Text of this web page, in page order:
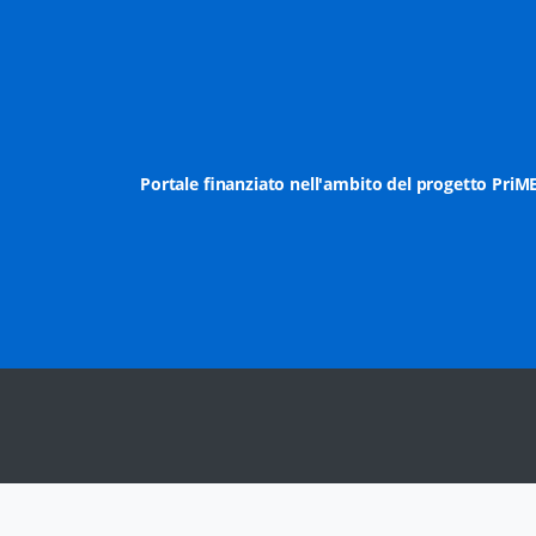
Portale finanziato nell'ambito del progetto